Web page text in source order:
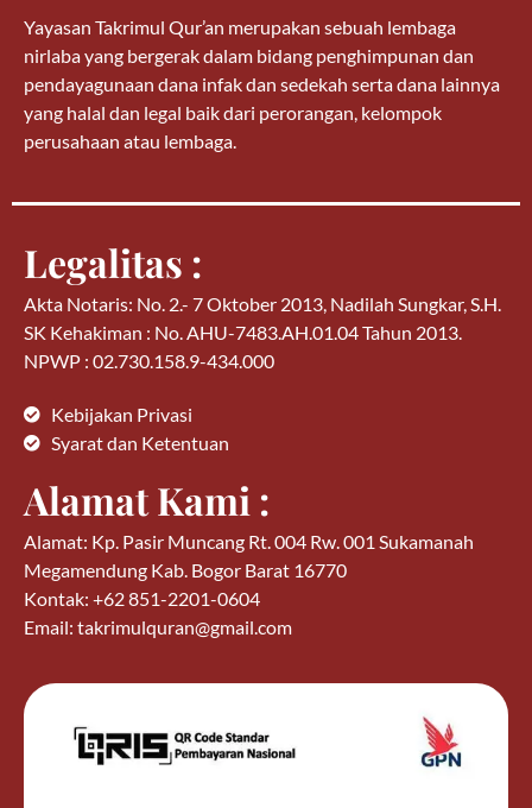
Yayasan Takrimul Qur’an merupakan sebuah lembaga
nirlaba yang bergerak dalam bidang penghimpunan dan
pendayagunaan dana infak dan sedekah serta dana lainnya
yang halal dan legal baik dari perorangan, kelompok
perusahaan atau lembaga.
Legalitas :
Akta Notaris: No. 2.- 7 Oktober 2013, Nadilah Sungkar, S.H.
SK Kehakiman : No. AHU-7483.AH.01.04 Tahun 2013.
NPWP : 02.730.158.9-434.000
Kebijakan Privasi
Syarat dan Ketentuan
Alamat Kami :
Alamat: Kp. Pasir Muncang Rt. 004 Rw. 001 Sukamanah
Megamendung Kab. Bogor Barat 16770
Kontak: +62 851-2201-0604
Email: takrimulquran@gmail.com